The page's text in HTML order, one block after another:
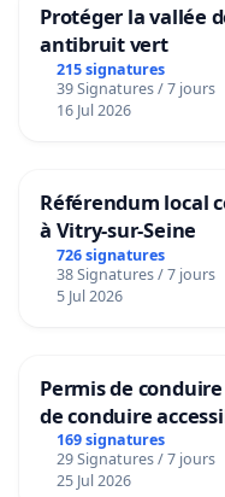
Protéger la vallée
antibruit vert
215 signatures
39 Signatures / 7 jours
16 Jul 2026
Référendum local
à Vitry-sur-Seine
726 signatures
38 Signatures / 7 jours
5 Jul 2026
Permis de
de conduire
Bruxelles
169 signatures
29 Signatures / 7 jours
25 Jul 2026